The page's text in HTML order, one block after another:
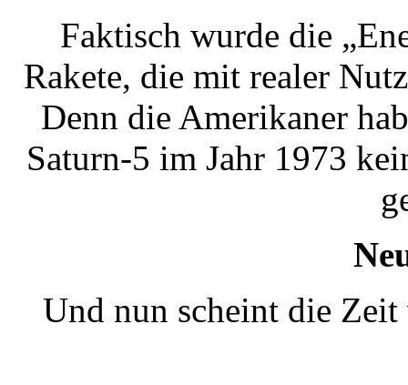
Faktisch wurde die
Rakete, die mit realer
Denn die Amerikaner
Saturn-5 im Jahr 1973
Und nun scheint die